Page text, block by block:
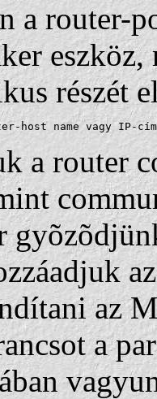
a router-
részét
host name vagy IP-
a router
az
a